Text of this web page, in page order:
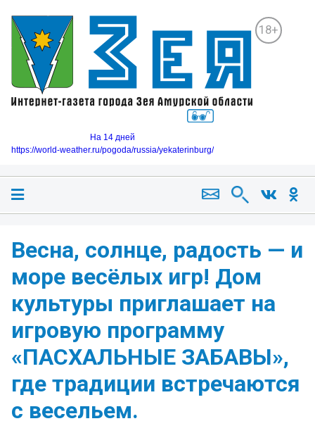
18+
На 14 дней
https://world-weather.ru/pogoda/russia/yekaterinburg/
Весна, солнце, радость — и
море весёлых игр! Дом
культуры приглашает на
игровую программу
«ПАСХАЛЬНЫЕ ЗАБАВЫ»,
где традиции встречаются
с весельем.